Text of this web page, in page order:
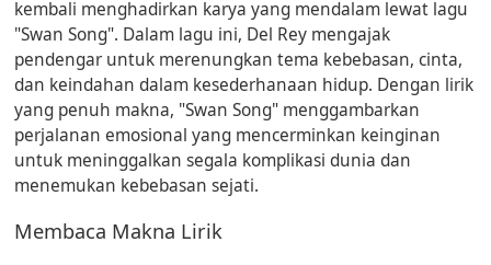
kembali menghadirkan karya yang mendalam lewat lagu
"Swan Song". Dalam lagu ini, Del Rey mengajak
pendengar untuk merenungkan tema kebebasan, cinta,
dan keindahan dalam kesederhanaan hidup. Dengan lirik
yang penuh makna, "Swan Song" menggambarkan
perjalanan emosional yang mencerminkan keinginan
untuk meninggalkan segala komplikasi dunia dan
menemukan kebebasan sejati.
Membaca Makna Lirik